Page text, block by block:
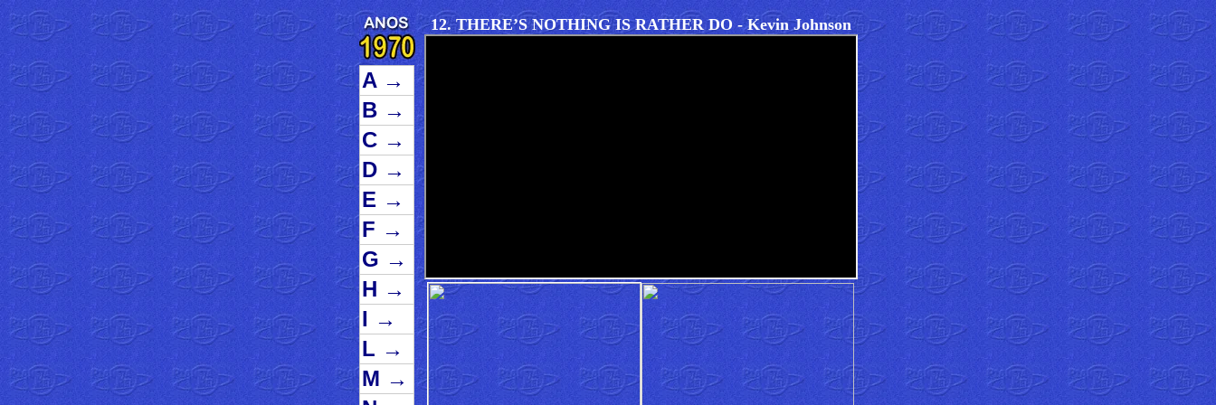
A →
B →
C →
D →
E →
F →
G →
H →
I →
L →
M →
12. THERE’S NOTHING IS RATHER DO - Kevin Johnson